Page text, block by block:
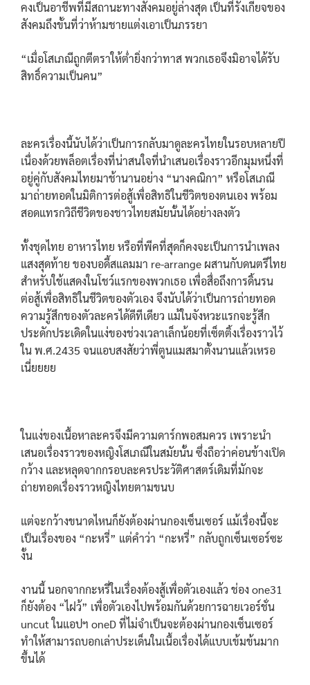
คงเป็นอาชีพที่มีสถานะทางสังคมอยู่ล่างสุด เป็นที่รังเกียจของ
สังคมถึงขั้นที่ว่าห้ามชายแต่งเอาเป็นภรรยา
“เมื่อโสเภณีถูกตีตราให้ต่ำยิ่งกว่าทาส พวกเธอจึงมิอาจได้รับ
สิทธิ์ความเป็นคน”
ละครเรื่องนี้นับได้ว่าเป็นการกลับมาดูละครไทยในรอบหลายปี
เนื่องด้วยพล็อตเรื่องที่น่าสนใจที่นำเสนอเรื่องราวอีกมุมหนึ่งที่
อยู่คู่กับสังคมไทยมาช้านานอย่าง “นางคณิกา” หรือโสเภณี
มาถ่ายทอดในมิติการต่อสู้เพื่อสิทธิในชีวิตของตนเอง พร้อม
สอดแทรกวิถีชีวิตของชาวไทยสมัยนั้นได้อย่างลงตัว
ทั้งชุดไทย อาหารไทย หรือที่พีคที่สุดก็คงจะเป็นการนำเพลง
แสงสุดท้าย ของบอดี้สแลมมา re-arrange ผสานกับดนตรีไทย
สำหรับใช้แสดงในโชว์แรกของพวกเธอ เพื่อสื่อถึงการดิ้นรน
ต่อสู้เพื่อสิทธิในชีวิตของตัวเอง จึงนับได้ว่าเป็นการถ่ายทอด
ความรู้สึกของตัวละครได้ดีทีเดียว แม้ในจังหวะแรกจะรู้สึก
ประดักประเดิดในแง่ของช่วงเวลาเล็กน้อยที่เซ็ตติ้งเรื่องราวไว้
ใน พ.ศ.2435 จนแอบสงสัยว่าพี่ตูนแมสมาตั้งนานแล้วเหรอ
เนี่ยยยย
ในแง่ของเนื้อหาละครจึงมีความดาร์กพอสมควร เพราะนำ
เสนอเรื่องราวของหญิงโสเภณีในสมัยนั้น ซึ่งถือว่าค่อนข้างเปิด
กว้าง และหลุดจากกรอบละครประวัติศาสตร์เดิมที่มักจะ
ถ่ายทอดเรื่องราวหญิงไทยตามขนบ
แต่จะกว้างขนาดไหนก็ยังต้องผ่านกองเซ็นเซอร์ แม้เรื่องนี้จะ
เป็นเรื่องของ “กะหรี่” แต่คำว่า “กะหรี่” กลับถูกเซ็นเซอร์ซะ
งั้น
งานนี้ นอกจากกะหรี่ในเรื่องต้องสู้เพื่อตัวเองแล้ว ช่อง one31
ก็ยังต้อง “ไฝว้” เพื่อตัวเองไปพร้อมกันด้วยการฉายเวอร์ชั่น
uncut ในแอปฯ oneD ที่ไม่จำเป็นจะต้องผ่านกองเซ็นเซอร์
ทำให้สามารถบอกเล่าประเด็นในเนื้อเรื่องได้แบบเข้มข้นมาก
ขึ้นได้